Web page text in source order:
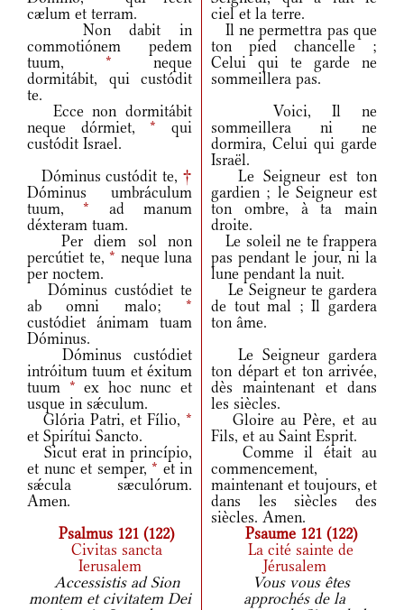
cælum et terram.
ciel et la terre.
Non dabit in
commotiónem pedem
tuum, * neque
dormitábit, qui custódit
te.
Il ne permettra pas que
ton pied chancelle ;
Celui qui te garde ne
sommeillera pas.
Ecce non dormitábit
neque dórmiet,* qui
custódit Israel.
Voici, Il ne
sommeillera ni ne
dormira, Celui qui garde
Israël.
Dóminus custódit te, †
Dóminus umbráculum
tuum,* ad manum
déxteram tuam.
Le Seigneur est ton
gardien ; le Seigneur est
ton ombre, à ta main
droite.
Per diem sol non
percútiet te, * neque luna
per noctem.
Le soleil ne te frappera
pas pendant le jour, ni la
lune pendant la nuit.
Dóminus custódiet te
ab omni malo; *
custódiet ánimam tuam
Dóminus.
Le Seigneur te gardera
de tout mal ; Il gardera
ton âme.
Dóminus custódiet
intróitum tuum et éxitum
tuum * ex hoc nunc et
usque in sǽculum.
Le Seigneur gardera
ton départ et ton arrivée,
dès maintenant et dans
les siècles.
Glória Patri, et Fílio, *
et Spirítui Sancto.
Gloire au Père, et au
Fils, et au Saint Esprit.
Sicut erat in princípio,
et nunc et semper, * et in
sǽcula sæculórum.
Amen.
Comme il était au
commencement,
maintenant et toujours, et
dans les siècles des
siècles. Amen.
Psalmus 121 (122)
Psaume 121 (122)
Civitas sancta
Ierusalem
La cité sainte de
Jérusalem
Accessistis ad Sion
montem et civitatem Dei
Vous vous êtes
approchés de la